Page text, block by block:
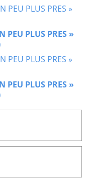
PEU PLUS PRES »
PEU PLUS PRES »